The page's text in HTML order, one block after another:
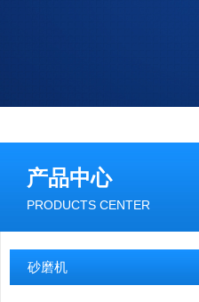
产品中心
PRODUCTS CENTER
砂磨机